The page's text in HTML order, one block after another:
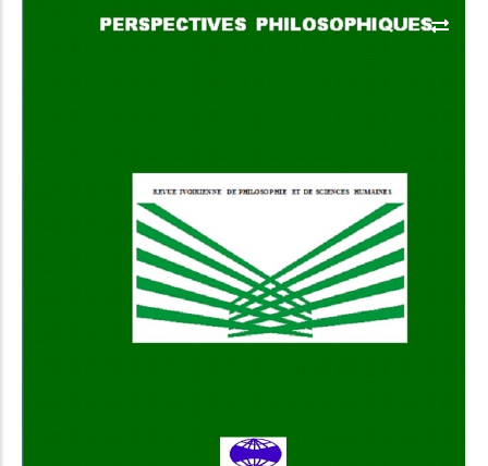
Select Options